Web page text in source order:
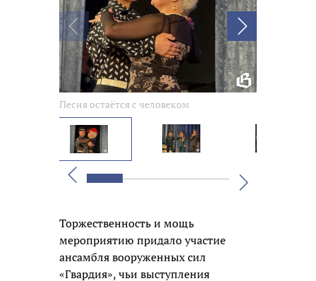
Песня остаётся с человеком
Назад
Вперед
Торжественность и мощь
мероприятию придало участие
ансамбля вооруженных сил
«Гвардия», чьи выступления